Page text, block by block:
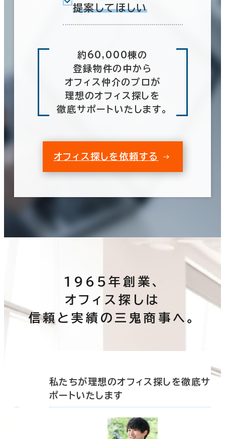
提案してほしい
約60,000棟の
登録物件の中から
オフィス仲介のプロが
理想のオフィス探しを
徹底サポートいたします。
オフィス探しを依頼する
1965年創業、
オフィス探しは
信頼と実績の三鬼商事へ。
私たちが理想のオフィス探しを徹底サ
ポートいたします